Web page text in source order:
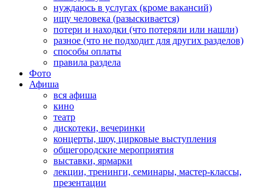
нуждаюсь в услугах (кроме вакансий)
ищу человека (разыскивается)
потери и находки (что потеряли или нашли)
разное (что не подходит для других разделов)
способы оплаты
правила раздела
Фото
Афиша
вся афиша
кино
театр
дискотеки, вечеринки
концерты, шоу, цирковые выступления
общегородские мероприятия
выставки, ярмарки
лекции, тренинги, семинары, мастер-классы,
презентации